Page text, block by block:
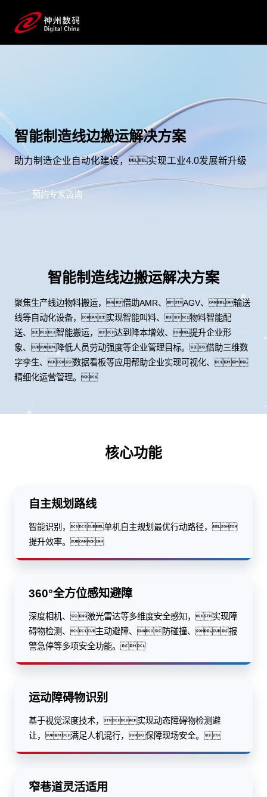
智能制造线边搬运解决方案
助力制造企业自动化建设，实现工业4.0发展新升级
预约专家咨询
智能制造线边搬运解决方案
聚焦生产线边物料搬运，借助AMR、AGV、输送
线等自动化设备，实现智能叫料、物料智能配
送、智能搬运，达到降本增效、提升企业形
象、降低人员劳动强度等企业管理目标。借助三维数
字孪生、数据看板等应用帮助企业实现可视化、
精细化运营管理。
核心功能
自主规划路线
智能识别，单机自主规划最优行动路径，
提升效率。
360°全方位感知避障
深度相机、激光雷达等多维度安全感知，实现障
碍物检测、主动避障、防碰撞、报
警急停等多项安全功能。
运动障碍物识别
基于视觉深度技术，实现动态障碍物检测避
让，满足人机混行，保障现场安全。
窄巷道灵活适用